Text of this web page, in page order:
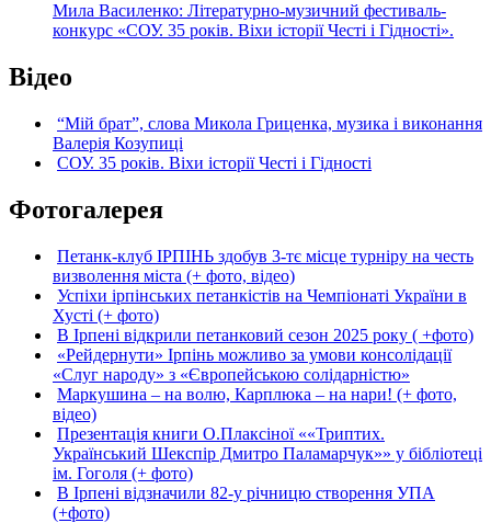
Мила Василенко: Літературно-музичний фестиваль-
конкурс «СОУ. 35 років. Віхи історії Честі і Гідності».
Відео
“Мій брат”, слова Микола Гриценка, музика і виконання
Валерія Козупиці
СОУ. 35 років. Віхи історії Честі і Гідності
Фотогалерея
Петанк-клуб ІРПІНЬ здобув 3-тє місце турніру на честь
визволення міста (+ фото, відео)
Успіхи ірпінських петанкістів на Чемпіонаті України в
Хусті (+ фото)
В Ірпені відкрили петанковий сезон 2025 року ( +фото)
«Рейдернути» Ірпінь можливо за умови консолідації
«Слуг народу» з «Європейською солідарністю»
Маркушина – на волю, Карплюка – на нари! (+ фото,
відео)
Презентація книги О.Плаксіної ««Триптих.
Український Шекспір Дмитро Паламарчук»» у бібліотеці
ім. Гоголя (+ фото)
В Ірпені відзначили 82-у річницю створення УПА
(+фото)